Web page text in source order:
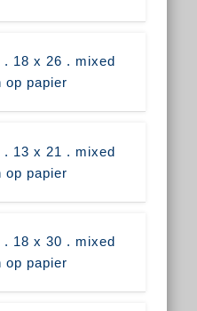
. 18 x 26 . mixed
op papier
. 13 x 21 . mixed
op papier
. 18 x 30 . mixed
op papier